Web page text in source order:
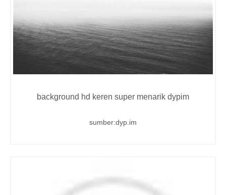
background hd keren super menarik dypim
sumber:dyp.im